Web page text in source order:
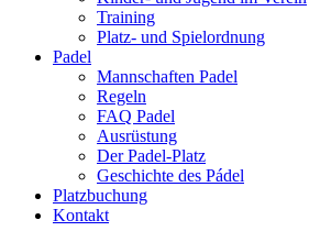
Training
Platz- und Spielordnung
Padel
Mannschaften Padel
Regeln
FAQ Padel
Ausrüstung
Der Padel-Platz
Geschichte des Pádel
Platzbuchung
Kontakt